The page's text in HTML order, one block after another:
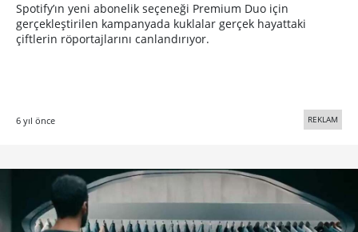
Spotify’ın yeni abonelik seçeneği Premium Duo için
gerçekleştirilen kampanyada kuklalar gerçek hayattaki
çiftlerin röportajlarını canlandırıyor.
6 yıl önce REKLAM